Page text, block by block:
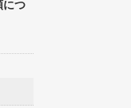
につ